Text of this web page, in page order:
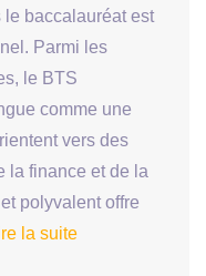
le baccalauréat est
Parmi les
le BTS
comme une
vers des
la finance et de la
polyvalent offre
la suite